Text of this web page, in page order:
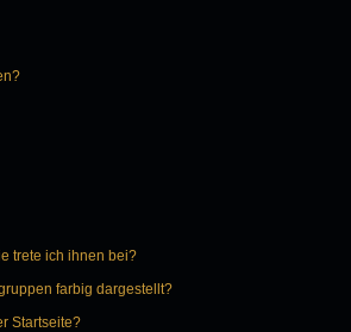
trete ich ihnen bei?
farbig dargestellt?
Startseite?